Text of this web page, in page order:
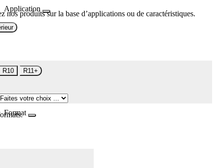
Application
nos produits sur la base d’applications ou de caractéristiques.
R10 R11+
Format